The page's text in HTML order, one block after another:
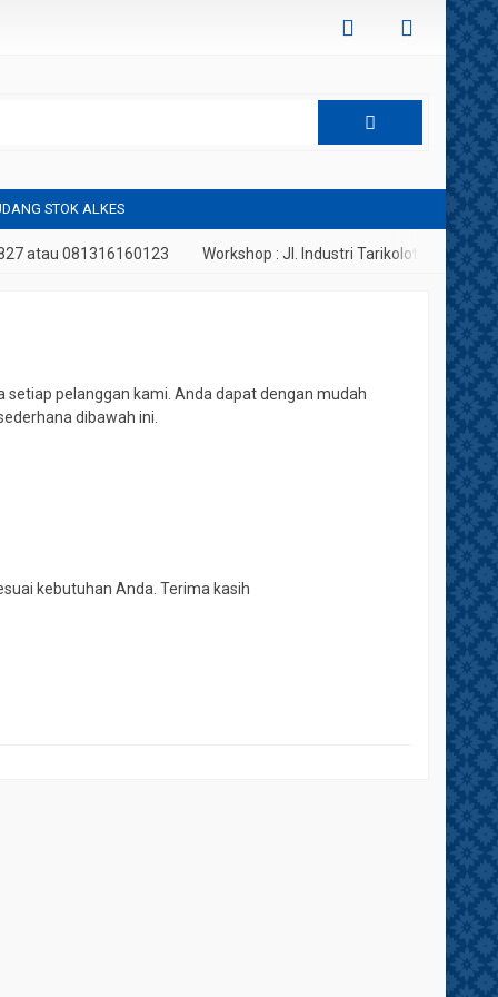
STOK ALKES
081316160123 Workshop : Jl. Industri Tarikolot, Citeureup,
pelanggan kami. Anda dapat dengan mudah
dibawah ini.
kebutuhan Anda. Terima kasih